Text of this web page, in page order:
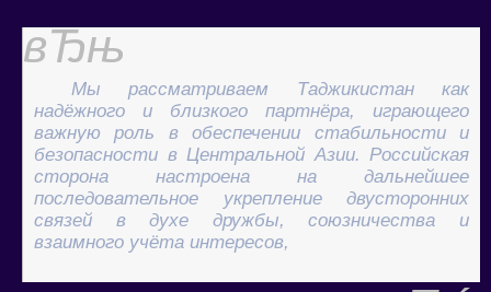
Мы рассматриваем Таджикистан как
надёжного и близкого партнёра, играющего
важную роль в обеспечении стабильности и
безопасности в Центральной Азии. Российская
сторона настроена на дальнейшее
последовательное укрепление двусторонних
связей в духе дружбы, союзничества и
взаимного учёта интересов,